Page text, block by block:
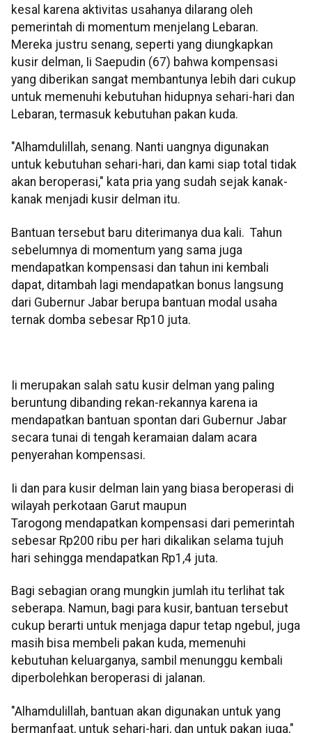
kesal karena aktivitas usahanya dilarang oleh
pemerintah di momentum menjelang Lebaran.
Mereka justru senang, seperti yang diungkapkan
kusir delman, Ii Saepudin (67) bahwa kompensasi
yang diberikan sangat membantunya lebih dari cukup
untuk memenuhi kebutuhan hidupnya sehari-hari dan
Lebaran, termasuk kebutuhan pakan kuda.
"Alhamdulillah, senang. Nanti uangnya digunakan
untuk kebutuhan sehari-hari, dan kami siap total tidak
akan beroperasi," kata pria yang sudah sejak kanak-
kanak menjadi kusir delman itu.
Bantuan tersebut baru diterimanya dua kali. Tahun
sebelumnya di momentum yang sama juga
mendapatkan kompensasi dan tahun ini kembali
dapat, ditambah lagi mendapatkan bonus langsung
dari Gubernur Jabar berupa bantuan modal usaha
ternak domba sebesar Rp10 juta.
Ii merupakan salah satu kusir delman yang paling
beruntung dibanding rekan-rekannya karena ia
mendapatkan bantuan spontan dari Gubernur Jabar
secara tunai di tengah keramaian dalam acara
penyerahan kompensasi.
Ii dan para kusir delman lain yang biasa beroperasi di
wilayah perkotaan Garut maupun
Tarogong mendapatkan kompensasi dari pemerintah
sebesar Rp200 ribu per hari dikalikan selama tujuh
hari sehingga mendapatkan Rp1,4 juta.
Bagi sebagian orang mungkin jumlah itu terlihat tak
seberapa. Namun, bagi para kusir, bantuan tersebut
cukup berarti untuk menjaga dapur tetap ngebul, juga
masih bisa membeli pakan kuda, memenuhi
kebutuhan keluarganya, sambil menunggu kembali
diperbolehkan beroperasi di jalanan.
"Alhamdulillah, bantuan akan digunakan untuk yang
bermanfaat, untuk sehari-hari, dan untuk pakan juga,"